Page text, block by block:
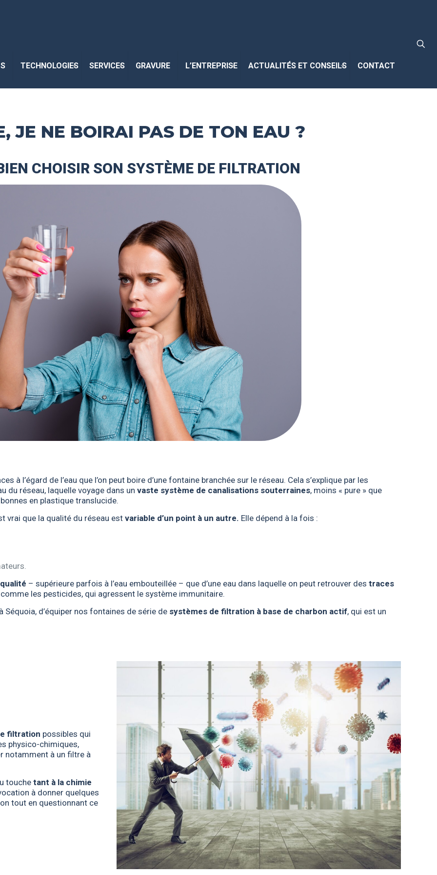
TECHNOLOGIES SERVICES GRAVURE L’ENTREPRISE ACTUALITÉS ET CONSEILS CONTACT
JE NE BOIRAI PAS DE TON EAU ?
CHOISIR SON SYSTÈME DE FILTRATION
à l’égard de l’eau que l’on peut boire d’une fontaine branchée sur le réseau. Cela s’explique par les
du réseau, laquelle voyage dans unvaste système de canalisations souterraines, moins « pure » que
en plastique translucide.
vrai que la qualité du réseau estvariable d’un point à un autre. Elle dépend à la fois :
– supérieure parfois à l’eau embouteillée – que d’une eau dans laquelle on peut retrouver destraces
comme les pesticides, qui agressent le système immunitaire.
d’équiper nos fontaines de série de systèmes de filtration à base de charbon actif, qui est un
filtration possibles qui
physico-chimiques,
notamment à un filtre à
touchetant à la chimie
à donner quelques
tout en questionnant ce